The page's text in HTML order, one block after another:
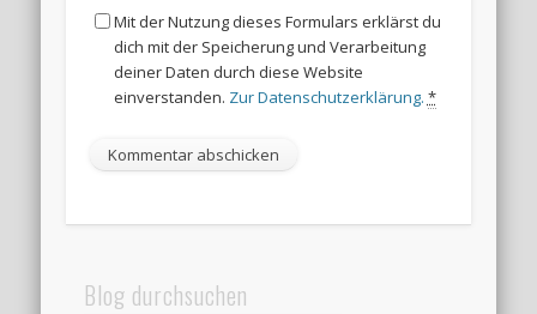
Mit der Nutzung dieses Formulars erklärst du
dich mit der Speicherung und Verarbeitung
deiner Daten durch diese Website
einverstanden. Zur Datenschutzerklärung. *
Blog durchsuchen